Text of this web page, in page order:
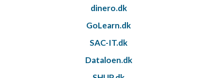
dinero.dk
GoLearn.dk
SAC-IT.dk
Dataloen.dk